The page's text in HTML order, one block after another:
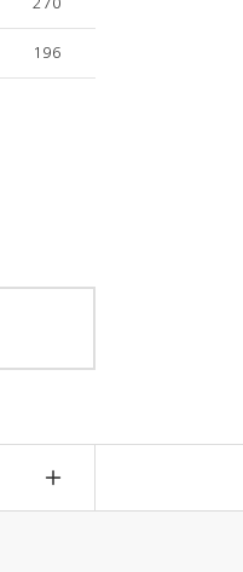
270
196